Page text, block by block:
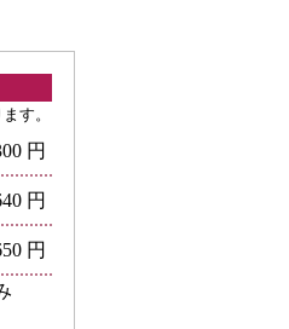
す。
円
円
円